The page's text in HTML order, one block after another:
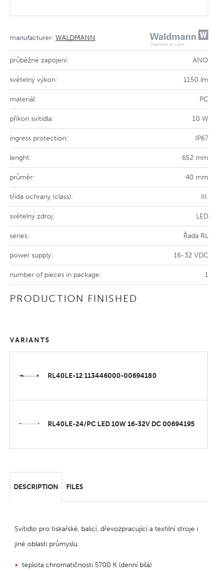
manufacturer: WALDMANN
průběžné zapojení: ANO
světelný výkon: 1150 lm
materiál: PC
příkon svítidla: 10 W
ingress protection: IP67
lenght: 652 mm
průměr: 40 mm
třída ochrany (class): III.
světelný zdroj: LED
series: Řada RL
power supply: 16-32 VDC
number of pieces in package: 1
PRODUCTION FINISHED
VARIANTS
RL40LE-12 113446000-00694180
RL40LE-24/PC LED 10W 16-32V DC 00694195
DESCRIPTION FILES
Svítidlo pro tiskařské, balicí, dřevozpracující a textilní stroje i
jiné oblasti průmyslu.
teplota chromatičnosti 5700 K (denní bílá)